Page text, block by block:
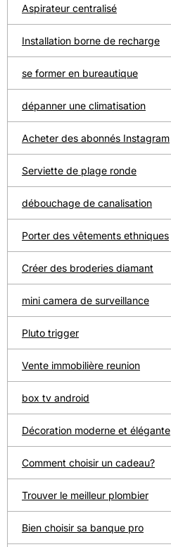
Aspirateur centralisé
Installation borne de recharge
se former en bureautique
dépanner une climatisation
Acheter des abonnés Instagram
Serviette de plage ronde
débouchage de canalisation
Porter des vêtements ethniques
Créer des broderies diamant
mini camera de surveillance
Pluto trigger
Vente immobilière reunion
box tv android
Décoration moderne et élégante
Comment choisir un cadeau?
Trouver le meilleur plombier
Bien choisir sa banque pro